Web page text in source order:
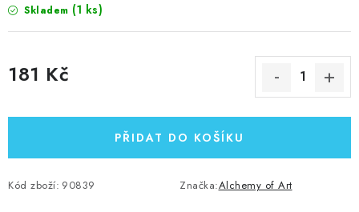
Skladem (1 ks)
181 Kč
PŘIDAT DO KOŠÍKU
Kód zboží: 90839 Značka:Alchemy of Art